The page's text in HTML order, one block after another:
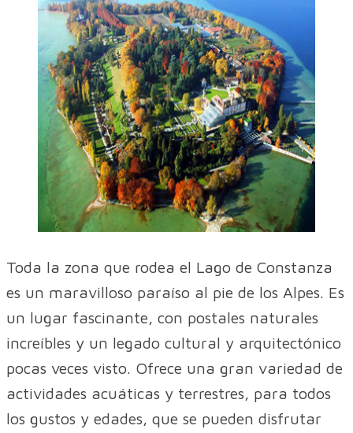
Toda la zona que rodea el Lago de Constanza
es un maravilloso paraíso al pie de los Alpes. Es
un lugar fascinante, con postales naturales
increíbles y un legado cultural y arquitectónico
pocas veces visto. Ofrece una gran variedad de
actividades acuáticas y terrestres, para todos
los gustos y edades, que se pueden disfrutar